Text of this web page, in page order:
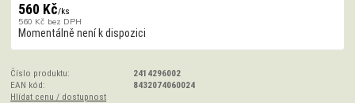
560 Kč/ks
560 Kč bez DPH
Momentálně není k dispozici
Číslo produktu:
2414296002
EAN kód:
8432074060024
Hlídat cenu / dostupnost